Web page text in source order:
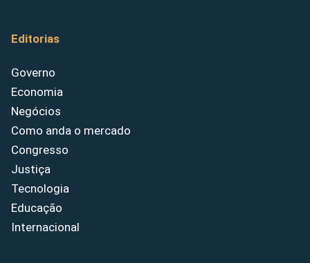
Editorias
Governo
Economia
Negócios
Como anda o mercado
Congresso
Justiça
Tecnologia
Educação
Internacional